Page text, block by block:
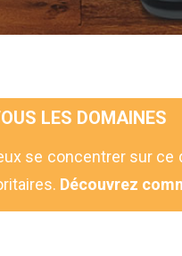
LES DOMAINES
se concentrer sur
Découvrez